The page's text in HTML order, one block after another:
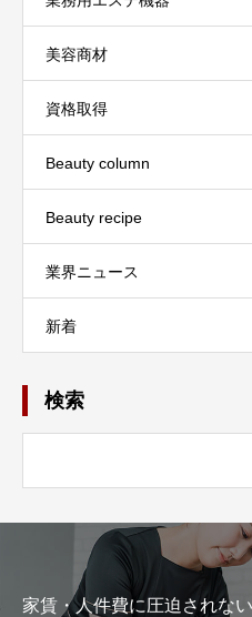
美容商材
資格取得
Beauty column
Beauty recipe
業界ニュース
新着
検索
家賃・人件費に圧迫されな